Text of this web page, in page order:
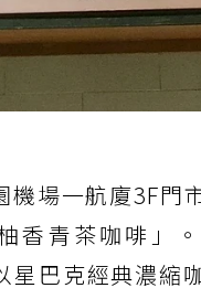
機場一航廈3F門
香青茶咖啡」
星巴克經典濃縮